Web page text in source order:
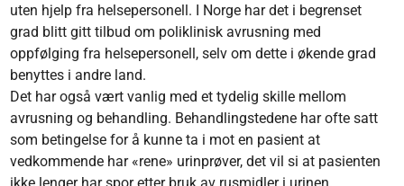
uten hjelp fra helsepersonell. I Norge har det i begrenset
grad blitt gitt tilbud om poliklinisk avrusning med
oppfølging fra helsepersonell, selv om dette i økende grad
benyttes i andre land.
Det har også vært vanlig med et tydelig skille mellom
avrusning og behandling. Behandlingstedene har ofte satt
som betingelse for å kunne ta i mot en pasient at
vedkommende har «rene» urinprøver, det vil si at pasienten